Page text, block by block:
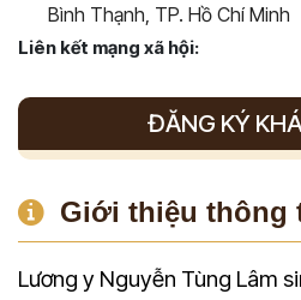
Bình Thạnh, TP. Hồ Chí Minh
Liên kết mạng xã hội:
ĐĂNG KÝ
Giới thiệu thông
Lương y Nguyễn Tùng Lâm